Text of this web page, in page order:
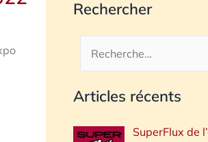
Rechercher
Rechercher :
Articles récents
SuperFlux de